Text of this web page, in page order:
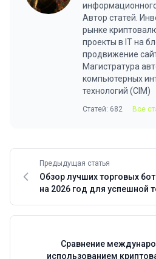
Автор статей.
рынке
проекты в IT на
продвижение
Магистратура
компьютерных
технологий (CIM)
Статей: 682 Все
Предыдущая статья
Обзор лучших торговых
на 2026 год для успешной
Сравнение
использованием